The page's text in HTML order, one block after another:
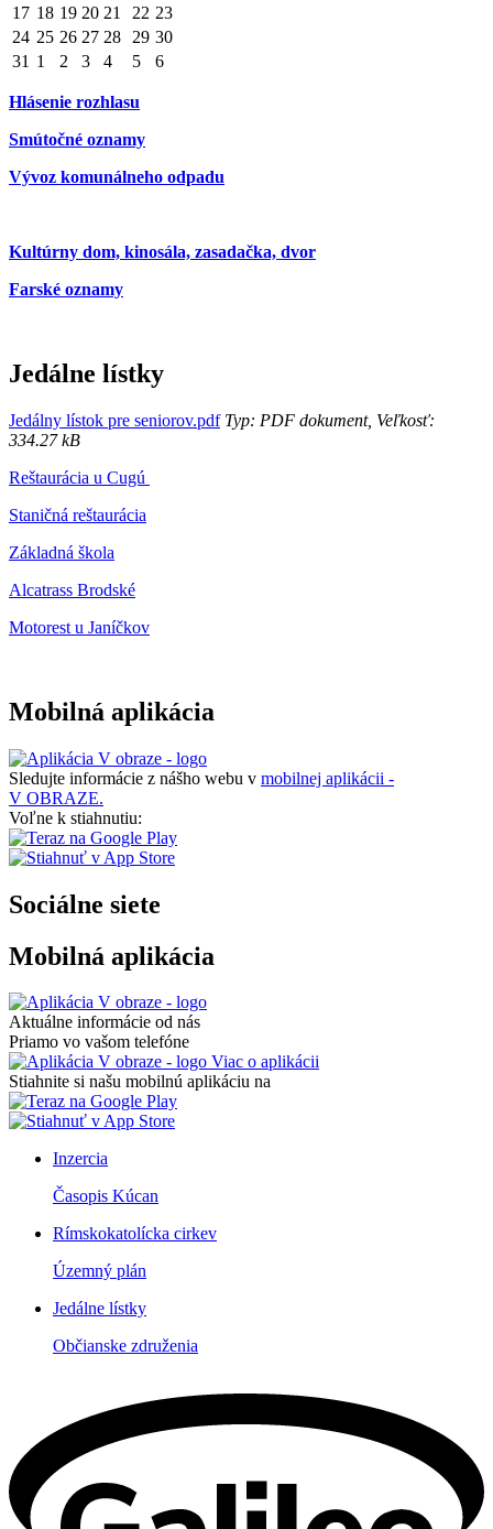
17 18 19 20 21 22 23
24 25 26 27 28 29 30
31 1 2 3 4 5 6
Hlásenie rozhlasu
Smútočné oznamy
Vývoz komunálneho odpadu
Kultúrny dom, kinosála, zasadačka, dvor
Farské oznamy
Jedálne lístky
Jedálny lístok pre seniorov.pdfTyp: PDF dokument, Veľkosť:
334.27 kB
Reštaurácia u Cugú
Staničná reštaurácia
Základná škola
Alcatrass Brodské
Motorest u Janíčkov
Mobilná aplikácia
Sledujte informácie z nášho webu v mobilnej aplikácii -
V OBRAZE.
Voľne k stiahnutiu:
Sociálne siete
Mobilná aplikácia
Aktuálne informácie od nás
Priamo vo vašom telefóne
Viac o aplikácii
Stiahnite si našu mobilnú aplikáciu na
Inzercia
Časopis Kúcan
Rímskokatolícka cirkev
Územný plán
Jedálne lístky
Občianske združenia